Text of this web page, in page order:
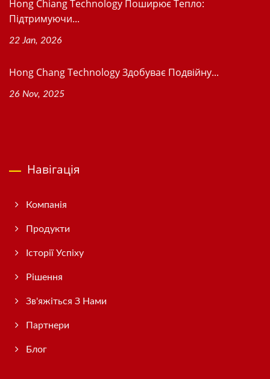
Hong Chiang Technology Поширює Тепло:
Підтримуючи...
22 Jan, 2026
Hong Chang Technology Здобуває Подвійну...
26 Nov, 2025
Навігація
Компанія
Продукти
Історії Успіху
Рішення
Зв'яжіться З Нами
Партнери
Блог